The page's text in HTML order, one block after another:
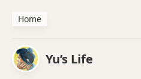
Yu’s Life
Home